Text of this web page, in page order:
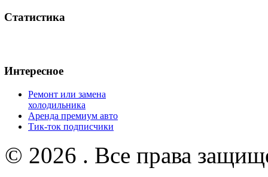
Статистика
Интересное
Ремонт или замена
холодильника
Аренда премиум авто
Тик-ток подписчики
© 2026 . Все права